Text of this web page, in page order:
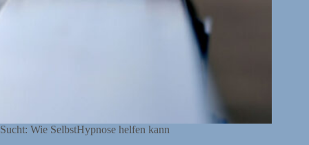
Sucht: Wie SelbstHypnose helfen kann